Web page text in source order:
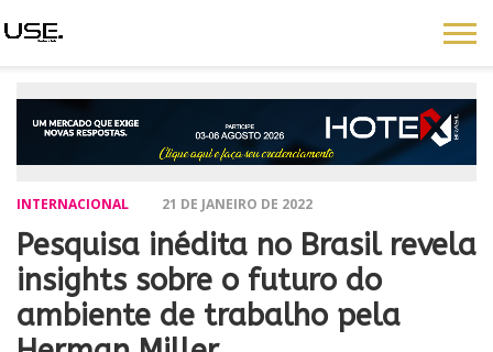
INTERNACIONAL 21 DE JANEIRO DE 2022
​Pesquisa inédita no Brasil revela
insights sobre o futuro do
ambiente de trabalho pela